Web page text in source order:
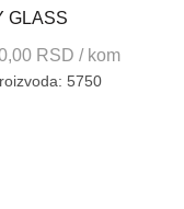
GLASS
RSD / kom
5750